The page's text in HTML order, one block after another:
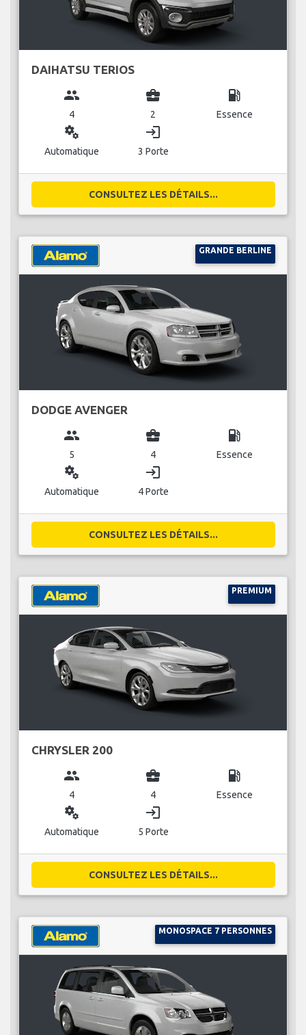
DAIHATSU TERIOS
group
4
business_center
2
local_gas_station
Essence
miscellaneous_services
Automatique
login
3 Porte
CONSULTEZ LES DÉTAILS...
GRANDE BERLINE
DODGE AVENGER
group
5
business_center
4
local_gas_station
Essence
miscellaneous_services
Automatique
login
4 Porte
CONSULTEZ LES DÉTAILS...
PREMIUM
CHRYSLER 200
group
4
business_center
4
local_gas_station
Essence
miscellaneous_services
Automatique
login
5 Porte
CONSULTEZ LES DÉTAILS...
MONOSPACE 7 PERSONNES